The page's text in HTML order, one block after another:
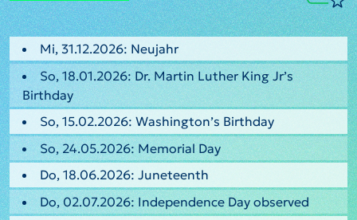
Mi, 31.12.2026: Neujahr
So, 18.01.2026: Dr. Martin Luther King Jr’s
Birthday
So, 15.02.2026: Washington’s Birthday
So, 24.05.2026: Memorial Day
Do, 18.06.2026: Juneteenth
Do, 02.07.2026: Independence Day observed